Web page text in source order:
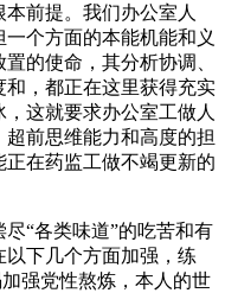
前提。我们办公室人
个方面的本能机能和义
的使命，其分析协调、
，都正在这里获得充实
这就要求办公室工做人
前思维能力和高度的担
在药监工做不竭更新的
“各类味道”的吃苦和有
下几个方面加强，练
强党性熬炼，本人的世